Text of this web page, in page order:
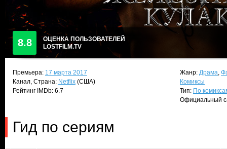
8.8
ОЦЕНКА ПОЛЬЗОВАТЕЛЕЙ
LOSTFILM.TV
Премьера: 17 марта 2017
Канал, Страна: Netflix (США)
Рейтинг IMDb: 6.7
Жанр: Драма,
Комиксы
Тип: По
Официальный
Гид по сериям